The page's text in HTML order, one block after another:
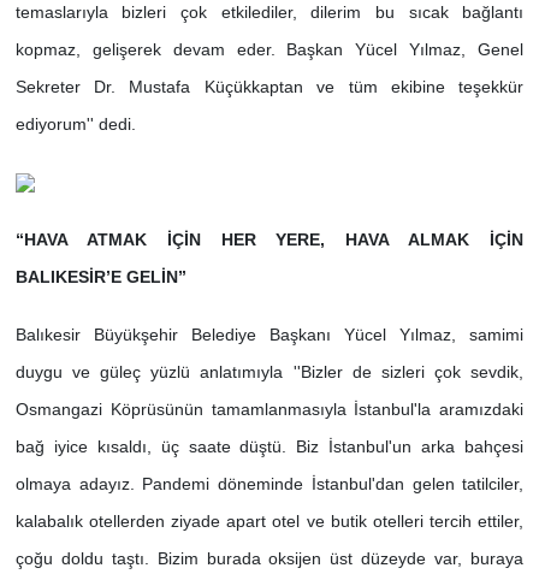
temaslarıyla bizleri çok etkilediler, dilerim bu sıcak bağlantı
kopmaz, gelişerek devam eder. Başkan Yücel Yılmaz, Genel
Sekreter Dr. Mustafa Küçükkaptan ve tüm ekibine teşekkür
ediyorum'' dedi.
“HAVA ATMAK İÇİN HER YERE, HAVA ALMAK İÇİN
BALIKESİR’E GELİN”
Balıkesir Büyükşehir Belediye Başkanı Yücel Yılmaz, samimi
duygu ve güleç yüzlü anlatımıyla ''Bizler de sizleri çok sevdik,
Osmangazi Köprüsünün tamamlanmasıyla İstanbul'la aramızdaki
bağ iyice kısaldı, üç saate düştü. Biz İstanbul'un arka bahçesi
olmaya adayız. Pandemi döneminde İstanbul'dan gelen tatilciler,
kalabalık otellerden ziyade apart otel ve butik otelleri tercih ettiler,
çoğu doldu taştı. Bizim burada oksijen üst düzeyde var, buraya